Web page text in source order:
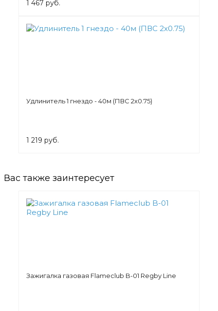
1 467 руб.
Удлинитель 1 гнездо - 40м (ПВС 2х0.75)
1 219 руб.
Вас также заинтересует
Зажигалка газовая Flameclub B-01 Regby Line